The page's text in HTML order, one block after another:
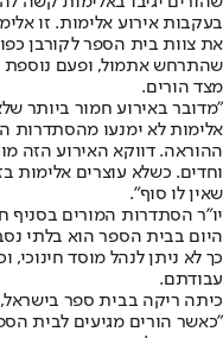
בעקבות אירוע אלימות. זו
את צוות בית הספר לקורבן
שהתרחש אתמול, ופעם נוספת
מצד הורים.
"מדובר באירוע חמור ביותר
אלימות לא ימנעו מהסתדרות
ההוראה. דווקא האירוע הזה
וחדים. כשלא עוצרים אלימות
שאין לו סוף".
יו"ר הסתדרות המורים בסניף
היום בבית הספר הוא בלתי
כך לא ניתן לנהל מוסד
עבודתם.
כיתה ריקה בבית ספר בישראל,
"כאשר הורים מגיעים לבית